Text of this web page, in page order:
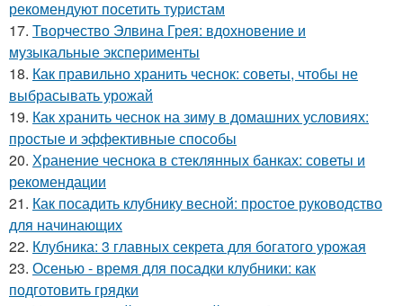
рекомендуют посетить туристам
17. Творчество Элвина Грея: вдохновение и
музыкальные эксперименты
18. Как правильно хранить чеснок: советы, чтобы не
выбрасывать урожай
19. Как хранить чеснок на зиму в домашних условиях:
простые и эффективные способы
20. Хранение чеснока в стеклянных банках: советы и
рекомендации
21. Как посадить клубнику весной: простое руководство
для начинающих
22. Клубника: 3 главных секрета для богатого урожая
23. Осенью - время для посадки клубники: как
подготовить грядки